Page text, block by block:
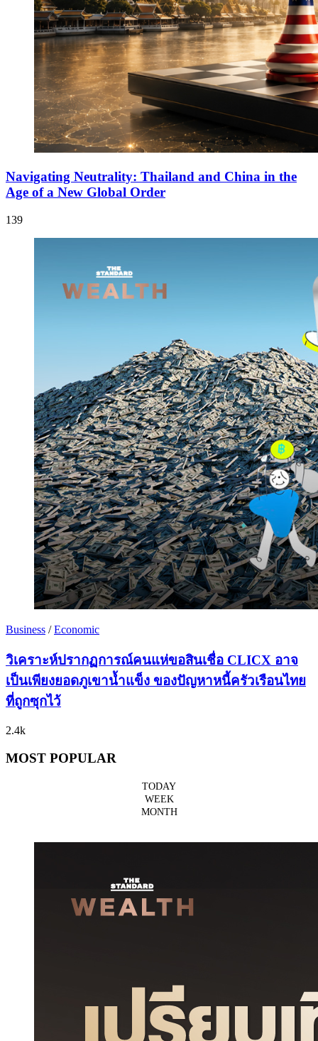
Navigating Neutrality: Thailand and China in the
Age of a New Global Order
139
Business /Economic
วิเคราะห์ปรากฏการณ์คนแห่ขอสินเชื่อ CLICX อาจ
เป็นเพียงยอดภูเขาน้ำแข็ง ของปัญหาหนี้ครัวเรือนไทย
ที่ถูกซุกไว้
2.4k
MOST POPULAR
TODAY
WEEK
MONTH